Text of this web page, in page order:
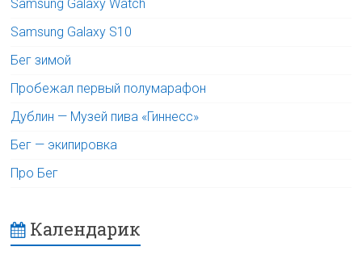
Samsung Galaxy Watch
Samsung Galaxy S10
Бег зимой
Пробежал первый полумарафон
Дублин — Музей пива «Гиннесс»
Бег — экипировка
Про Бег
Календарик